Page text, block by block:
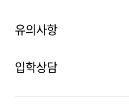
유의사항
입학상담